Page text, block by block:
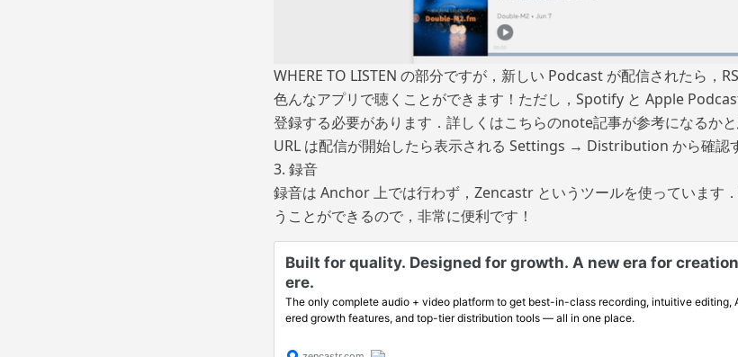
WHERE TO LISTEN の部分ですが，新しい Podcast が配信されたら，
色んなアプリで聴くことができます！ただし，Spotify と Apple
登録する必要があります．詳しくはこちらのnote記事が参考になるか
URL は配信が開始したら表示される Settings → Distribution から確認
3. 録音
録音は Anchor 上では行わず，Zencastr というツールを使っています
うことができるので，非常に便利です！